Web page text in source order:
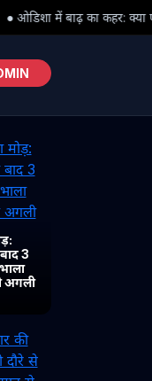
तक समय पर पहुंच
3
अगली